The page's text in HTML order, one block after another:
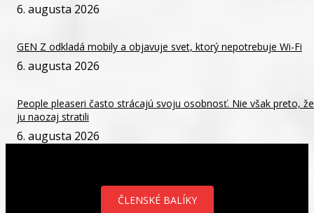
6. augusta 2026
GEN Z odkladá mobily a objavuje svet, ktorý nepotrebuje Wi-Fi
6. augusta 2026
People pleaseri často strácajú svoju osobnosť. Nie však preto,
ju naozaj stratili
6. augusta 2026
ČLENSKÉ BALÍKY